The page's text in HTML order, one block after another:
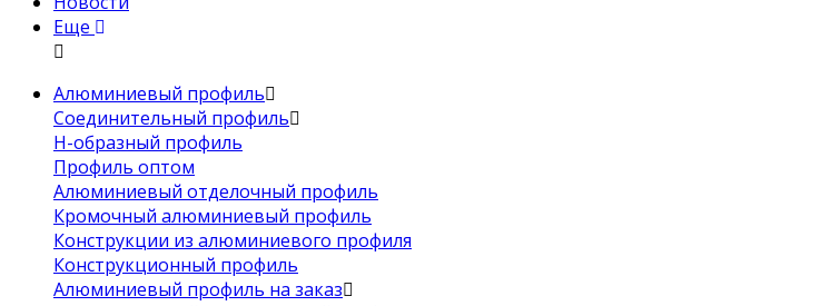
Еще
Алюминиевый профиль
Соединительный профиль
Н-образный профиль
Профиль оптом
Алюминиевый отделочный профиль
Кромочный алюминиевый профиль
Конструкции из алюминиевого профиля
Конструкционный профиль
Алюминиевый профиль на заказ